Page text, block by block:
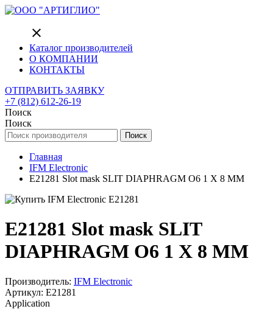
close
Каталог производителей
О КОМПАНИИ
КОНТАКТЫ
ОТПРАВИТЬ ЗАЯВКУ
+7 (812) 612-26-19
Поиск
Поиск
Поиск
Главная
IFM Electronic
E21281 Slot mask SLIT DIAPHRAGM O6 1 X 8 MM
E21281 Slot mask SLIT
DIAPHRAGM O6 1 X 8 MM
Производитель: IFM Electronic
Артикул: E21281
Application